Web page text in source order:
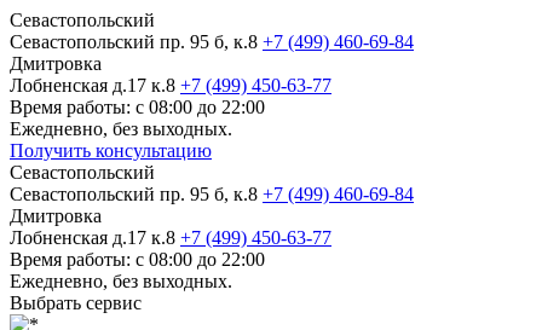
Севастопольский
Севастопольский пр. 95 б, к.8 +7 (499) 460-69-84
Дмитровка
Лобненская д.17 к.8 +7 (499) 450-63-77
Время работы: с 08:00 до 22:00
Ежедневно, без выходных.
Получить консультацию
Севастопольский
Севастопольский пр. 95 б, к.8 +7 (499) 460-69-84
Дмитровка
Лобненская д.17 к.8 +7 (499) 450-63-77
Время работы: с 08:00 до 22:00
Ежедневно, без выходных.
Выбрать сервис